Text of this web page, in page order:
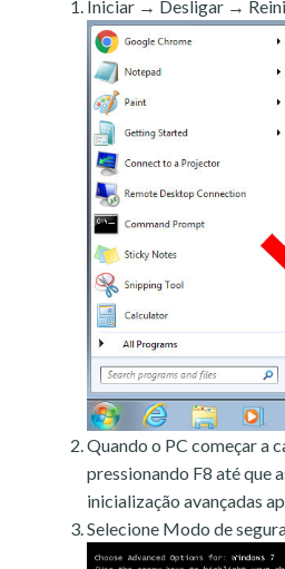
Iniciar → Desligar →
Quando o PC começar a
pressionando F8 até que
inicialização avançadas
Selecione Modo de